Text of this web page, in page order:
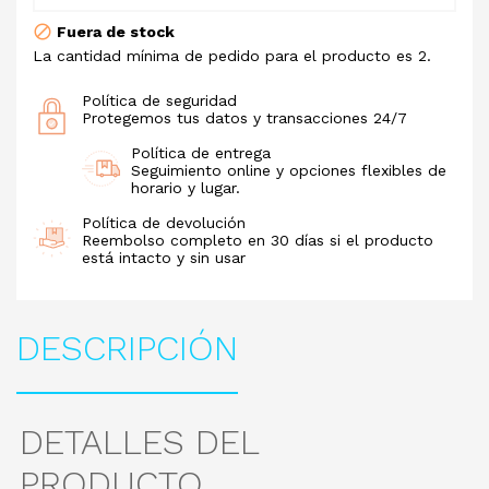
Fuera de stock
La cantidad mínima de pedido para el producto es 2.
Política de seguridad
Protegemos tus datos y transacciones 24/7
Política de entrega
Seguimiento online y opciones flexibles de
horario y lugar.
Política de devolución
Reembolso completo en 30 días si el producto
está intacto y sin usar
DESCRIPCIÓN
DETALLES DEL